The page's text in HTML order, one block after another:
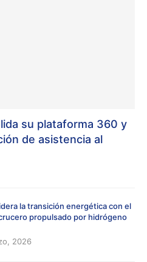
su plataforma 360 y
de asistencia al
la transición energética con el
propulsado por hidrógeno
2026